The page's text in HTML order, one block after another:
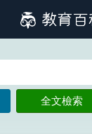
筆畫索引圖示
全文檢索